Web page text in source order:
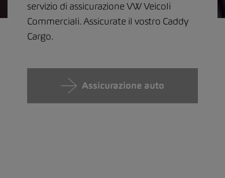
servizio di assicurazione VW Veicoli
Commerciali. Assicurate il vostro Caddy
Cargo.
Assicurazione auto